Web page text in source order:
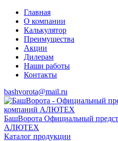
Главная
О компании
Калькулятор
Преимущества
Акции
Дилерам
Наши работы
Контакты
bashvorota@mail.ru
БашВорота Официальный
АЛЮТЕХ
Каталог продукции